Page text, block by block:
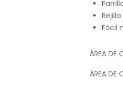
Fácil
ÁREA
ÁREA